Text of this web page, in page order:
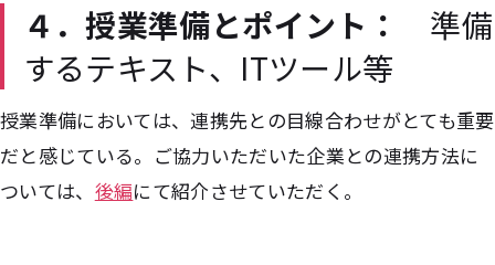
４．授業準備とポイント：
準備
するテキスト、ITツール等
授業準備においては、連携先との目線合わせがとても重要
だと感じている。ご協力いただいた企業との連携方法に
ついては、 後編にて紹介させていただく。